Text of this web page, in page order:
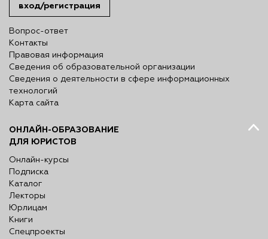
вход/регистрация
Вопрос-ответ
Контакты
Правовая информация
Сведения об образовательной организации
Сведения о деятельности в сфере информационных
технологий
Карта сайта
ОНЛАЙН-ОБРАЗОВАНИЕ
ДЛЯ ЮРИСТОВ
Онлайн-курсы
Подписка
Каталог
Лекторы
Юрлицам
Книги
Спецпроекты